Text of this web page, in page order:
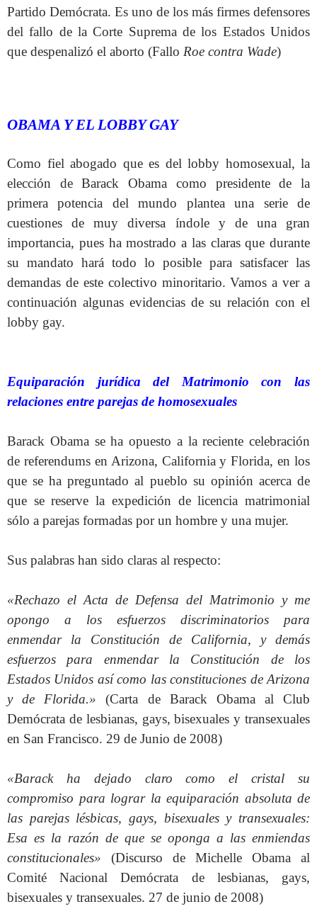
Partido Demócrata. Es uno de los más firmes defensores
del fallo de la Corte Suprema de los Estados Unidos
que despenalizó el aborto (Fallo Roe contra Wade)
OBAMA Y EL LOBBY GAY
Como fiel abogado que es del lobby homosexual, la
elección de Barack Obama como presidente de la
primera potencia del mundo plantea una serie de
cuestiones de muy diversa índole y de una gran
importancia, pues ha mostrado a las claras que durante
su mandato hará todo lo posible para satisfacer las
demandas de este colectivo minoritario. Vamos a ver a
continuación algunas evidencias de su relación con el
lobby gay.
Equiparación jurídica del Matrimonio con las
relaciones entre parejas de homosexuales
Barack Obama se ha opuesto a la reciente celebración
de referendums en Arizona, California y Florida, en los
que se ha preguntado al pueblo su opinión acerca de
que se reserve la expedición de licencia matrimonial
sólo a parejas formadas por un hombre y una mujer.
Sus palabras han sido claras al respecto:
«Rechazo el Acta de Defensa del Matrimonio y me
opongo a los esfuerzos discriminatorios para
enmendar la Constitución de California, y demás
esfuerzos para enmendar la Constitución de los
Estados Unidos así como las constituciones de Arizona
y de Florida.» (Carta de Barack Obama al Club
Demócrata de lesbianas, gays, bisexuales y transexuales
en San Francisco. 29 de Junio de 2008)
«Barack ha dejado claro como el cristal su
compromiso para lograr la equiparación absoluta de
las parejas lésbicas, gays, bisexuales y transexuales:
Esa es la razón de que se oponga a las enmiendas
constitucionales» (Discurso de Michelle Obama al
Comité Nacional Demócrata de lesbianas, gays,
bisexuales y transexuales. 27 de junio de 2008)